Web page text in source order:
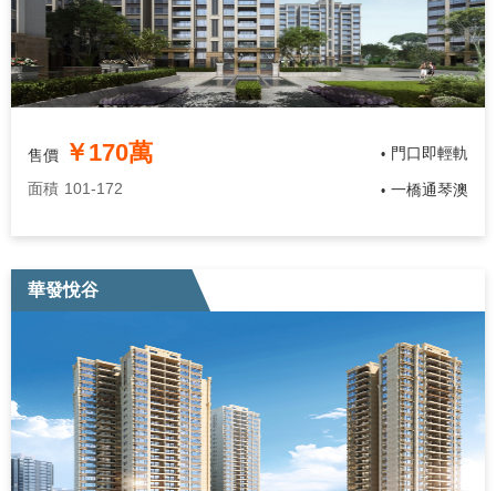
售價 ￥170萬
面積 101-172
• 門口即輕軌
• 一橋通琴澳
華發悅谷